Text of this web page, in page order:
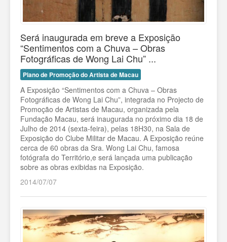
Será inaugurada em breve a Exposição
“Sentimentos com a Chuva – Obras
Fotográficas de Wong Lai Chu” ...
Plano de Promoção do Artista de Macau
A Exposição “Sentimentos com a Chuva – Obras
Fotográficas de Wong Lai Chu”, integrada no Projecto de
Promoção de Artistas de Macau, organizada pela
Fundação Macau, será inaugurada no próximo dia 18 de
Julho de 2014 (sexta-feira), pelas 18H30, na Sala de
Exposição do Clube Militar de Macau. A Exposição reúne
cerca de 60 obras da Sra. Wong Lai Chu, famosa
fotógrafa do Território,e será lançada uma publicação
sobre as obras exibidas na Exposição.
2014/07/07